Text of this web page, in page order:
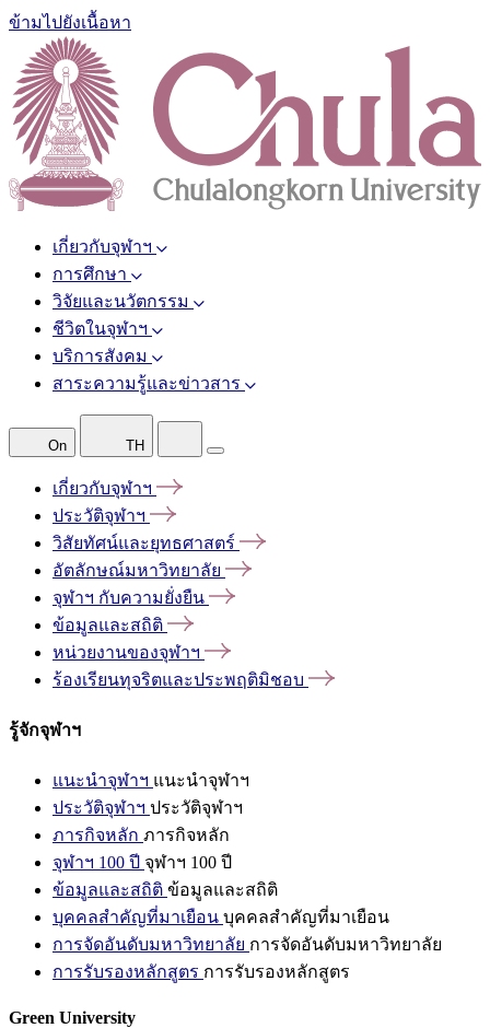
ข้ามไปยังเนื้อหา
เกี่ยวกับจุฬาฯ
การศึกษา
วิจัยและนวัตกรรม
ชีวิตในจุฬาฯ
บริการสังคม
สาระความรู้และข่าวสาร
On TH
เกี่ยวกับจุฬาฯ
ประวัติจุฬาฯ
วิสัยทัศน์และยุทธศาสตร์
อัตลักษณ์มหาวิทยาลัย
จุฬาฯ กับความยั่งยืน
ข้อมูลและสถิติ
หน่วยงานของจุฬาฯ
ร้องเรียนทุจริตและประพฤติมิชอบ
รู้จักจุฬาฯ
แนะนำจุฬาฯ แนะนำจุฬาฯ
ประวัติจุฬาฯ ประวัติจุฬาฯ
ภารกิจหลัก ภารกิจหลัก
จุฬาฯ 100 ปี จุฬาฯ 100 ปี
ข้อมูลและสถิติ ข้อมูลและสถิติ
บุคคลสำคัญที่มาเยือน บุคคลสำคัญที่มาเยือน
การจัดอันดับมหาวิทยาลัย การจัดอันดับมหาวิทยาลัย
การรับรองหลักสูตร การรับรองหลักสูตร
Green University